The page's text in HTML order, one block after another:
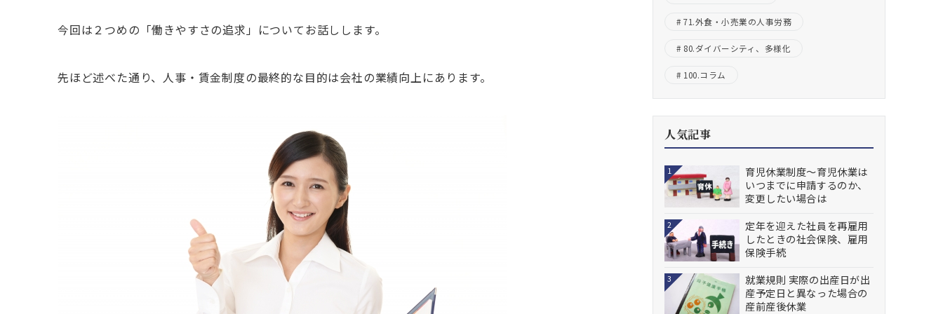
今回は２つめの「働きやすさの追求」についてお話しします。
先ほど述べた通り、人事・賃金制度の最終的な目的は会社の業績向上にあります。
71.外食・小売業の人事労務
80.ダイバーシティ、多様化
100.コラム
人気記事
1
育児休業制度～育児休業は
いつまでに申請するのか、
変更したい場合は
2
定年を迎えた社員を再雇用
したときの社会保険、雇用
保険手続
3
就業規則 実際の出産日が出
産予定日と異なった場合の
産前産後休業